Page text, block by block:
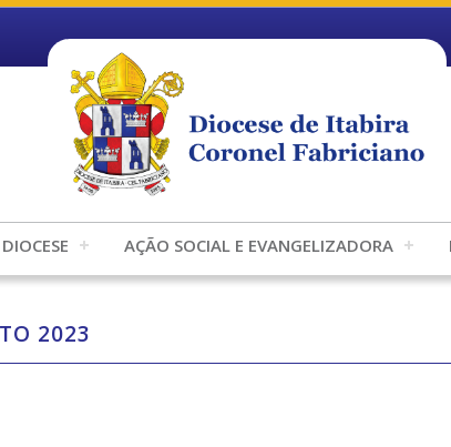
DIOCESE AÇÃO SOCIAL E EVANGELIZADORA
2023